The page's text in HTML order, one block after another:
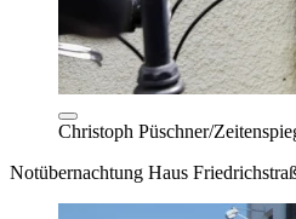
Christoph Püschner/
Notübernachtung Haus